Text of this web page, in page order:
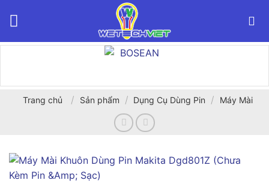
Trang chủ / Sản phẩm / Dụng Cụ Dùng Pin / Máy Mài